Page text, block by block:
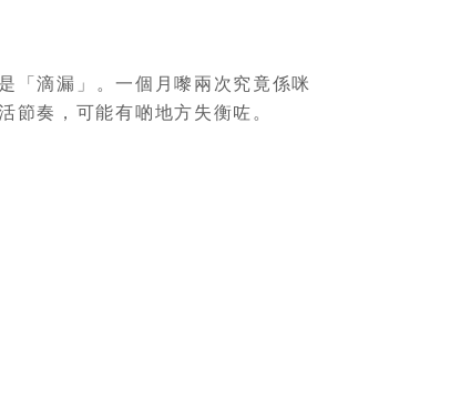
「滴漏」。一個月嚟兩次究竟係咪
奏，可能有啲地方失衡咗。